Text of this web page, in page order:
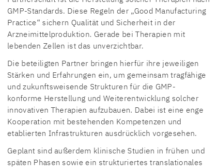
GMP-Standards. Diese Regeln der „Good Manufacturing
Practice“ sichern Qualität und Sicherheit in der
Arzneimittelproduktion. Gerade bei Therapien mit
lebenden Zellen ist das unverzichtbar.
Die beteiligten Partner bringen hierfür ihre jeweiligen
Stärken und Erfahrungen ein, um gemeinsam tragfähige
und zukunftsweisende Strukturen für die GMP-
konforme Herstellung und Weiterentwicklung solcher
innovativen Therapien aufzubauen. Dabei ist eine enge
Kooperation mit bestehenden Kompetenzen und
etablierten Infrastrukturen ausdrücklich vorgesehen.
Geplant sind außerdem klinische Studien in frühen und
späten Phasen sowie ein strukturiertes translationales